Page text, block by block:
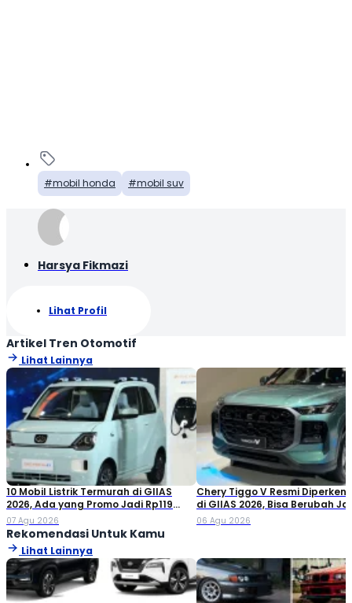
mobil honda mobil suv
Harsya Fikmazi
Lihat Profil
Artikel Tren Otomotif
Lihat Lainnya
10 Mobil Listrik Termurah di GIIAS
2026, Ada yang Promo Jadi Rp119
Jutaan!
07 Agu 2026
Chery Tiggo V Resmi
di GIIAS 2026, Bisa Berubah
Double Cabin
06 Agu 2026
Rekomendasi Untuk Kamu
Lihat Lainnya